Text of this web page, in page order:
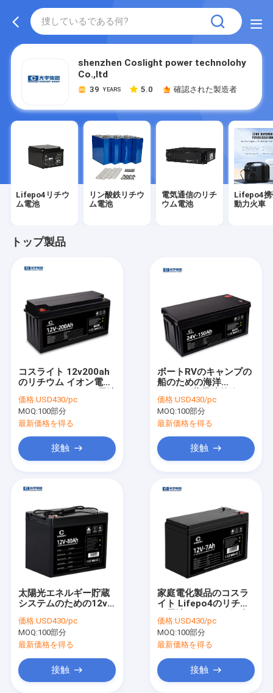
shenzhen Coslight power technolohy
Co.,ltd
39 YEARS 5.0 確認された製造者
Lifepo4リチウ
ム電池
リン酸鉄リチウ
ム電池
電気通信のリチ
ウム電池
Lifepo4携
動力火車
トップ製品
コスライト 12v200ah
のリチウム イオン電池
のパック
価格:USD430/pc
MOQ:100部分
最新価格を得る
接触
ボートRVのキャンプの
船のための海洋
150ah
価格:USD430/pc
MOQ:100部分
最新価格を得る
接触
太陽光エネルギー貯蔵
システムのための12v
ウム電池のパック
価格:USD430/pc
MOQ:100部分
最新価格を得る
接触
家庭電化製品のコスラ
イト Lifepo4のリチウ
蓄電池
価格:USD430/pc
MOQ:100部分
最新価格を得る
接触